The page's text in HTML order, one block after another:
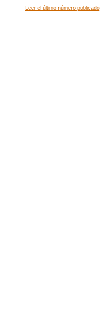
Leer el último número publicado